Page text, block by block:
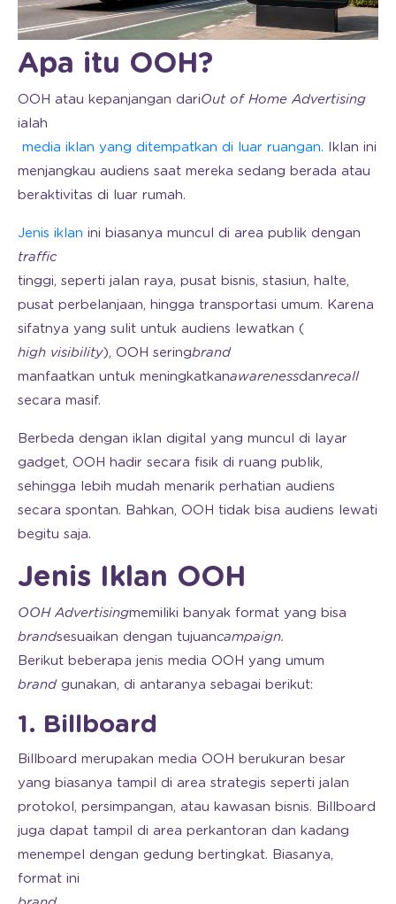
Apa itu OOH?
OOH atau kepanjangan dariOut of Home Advertising
ialah
media iklan yang ditempatkan di luar ruangan. Iklan ini
menjangkau audiens saat mereka sedang berada atau
beraktivitas di luar rumah.
Jenis iklan ini biasanya muncul di area publik dengan
traffic
tinggi, seperti jalan raya, pusat bisnis, stasiun, halte,
pusat perbelanjaan, hingga transportasi umum. Karena
sifatnya yang sulit untuk audiens lewatkan (
high visibility), OOH seringbrand
manfaatkan untuk meningkatkanawarenessdanrecall
secara masif.
Berbeda dengan iklan digital yang muncul di layar
gadget, OOH hadir secara fisik di ruang publik,
sehingga lebih mudah menarik perhatian audiens
secara spontan. Bahkan, OOH tidak bisa audiens lewati
begitu saja.
Jenis Iklan OOH
OOH Advertisingmemiliki banyak format yang bisa
brandsesuaikan dengan tujuancampaign.
Berikut beberapa jenis media OOH yang umum
brand gunakan, di antaranya sebagai berikut:
1. Billboard
Billboard merupakan media OOH berukuran besar
yang biasanya tampil di area strategis seperti jalan
protokol, persimpangan, atau kawasan bisnis. Billboard
juga dapat tampil di area perkantoran dan kadang
menempel dengan gedung bertingkat. Biasanya,
format ini